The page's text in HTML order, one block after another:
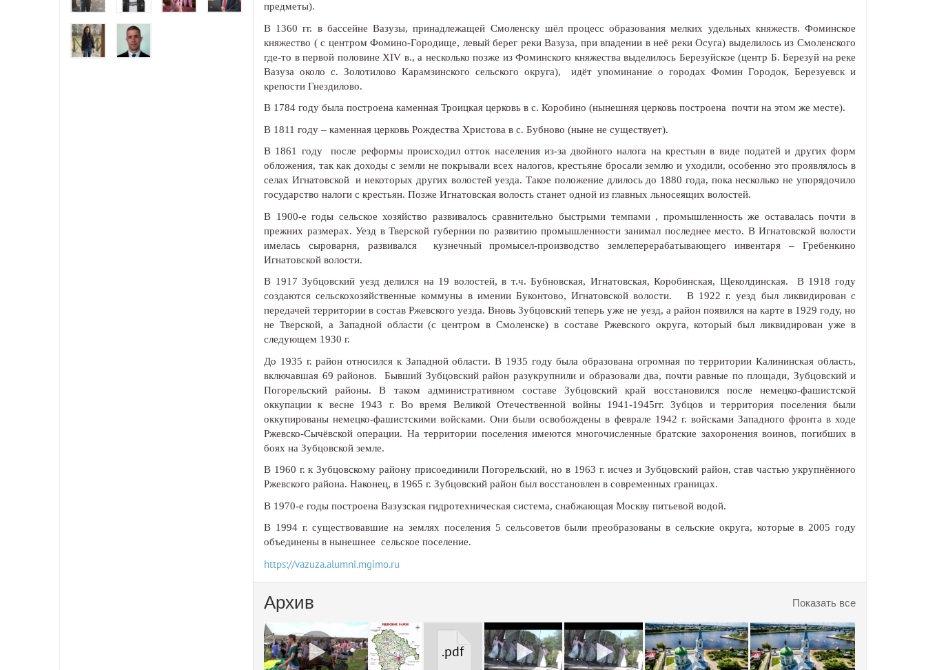
предметы).
В 1360 гг. в бассейне Вазузы, принадлежащей Смоленску шёл процесс образования мелких удельных княжеств. Фоминское
княжество ( с центром Фомино-Городище, левый берег реки Вазуза, при впадении в неё реки Осуга) выделилось из Смоленского
где-то в первой половине XIV в., а несколько позже из Фоминского княжества выделилось Березуйское (центр Б. Березуй на реке
Вазуза около с. Золотилово Карамзинского сельского округа), идёт упоминание о городах Фомин Городок, Березуевск и
крепости Гнездилово.
В 1784 году была построена каменная Троицкая церковь в с. Коробино (нынешняя церковь построена почти на этом же месте).
В 1811 году – каменная церковь Рождества Христова в с. Бубново (ныне не существует).
В 1861 году после реформы происходил отток населения из-за двойного налога на крестьян в виде податей и других форм
обложения, так как доходы с земли не покрывали всех налогов, крестьяне бросали землю и уходили, особенно это проявлялось в
селах Игнатовской и некоторых других волостей уезда. Такое положение длилось до 1880 года, пока несколько не упорядочило
государство налоги с крестьян. Позже Игнатовская волость станет одной из главных льносеящих волостей.
В 1900-е годы сельское хозяйство развивалось сравнительно быстрыми темпами , промышленность же оставалась почти в
прежних размерах. Уезд в Тверской губернии по развитию промышленности занимал последнее место. В Игнатовской волости
имелась сыроварня, развивался кузнечный промысел-производство землеперерабатывающего инвентаря – Гребенкино
Игнатовской волости.
В 1917 Зубцовский уезд делился на 19 волостей, в т.ч. Бубновская, Игнатовская, Коробинская, Щеколдинская. В 1918 году
создаются сельскохозяйственные коммуны в имении Буконтово, Игнатовской волости. В 1922 г. уезд был ликвидирован с
передачей территории в состав Ржевского уезда. Вновь Зубцовский теперь уже не уезд, а район появился на карте в 1929 году, но
не Тверской, а Западной области (с центром в Смоленске) в составе Ржевского округа, который был ликвидирован уже в
следующем 1930 г.
До 1935 г. район относился к Западной области. В 1935 году была образована огромная по территории Калининская область,
включавшая 69 районов. Бывший Зубцовский район разукрупнили и образовали два, почти равные по площади, Зубцовский и
Погорельский районы. В таком административном составе Зубцовский край восстановился после немецко-фашистской
оккупации к весне 1943 г. Во время Великой Отечественной войны 1941-1945гг. Зубцов и территория поселения были
оккупированы немецко-фашистскими войсками. Они были освобождены в феврале 1942 г. войсками Западного фронта в ходе
Ржевско-Сычёвской операции. На территории поселения имеются многочисленные братские захоронения воинов, погибших в
боях на Зубцовской земле.
В 1960 г. к Зубцовскому району присоединили Погорельский, но в 1963 г. исчез и Зубцовский район, став частью укрупнённого
Ржевского района. Наконец, в 1965 г. Зубцовский район был восстановлен в современных границах.
В 1970-е годы построена Вазузская гидротехническая система, снабжающая Москву питьевой водой.
В 1994 г. существовавшие на землях поселения 5 сельсоветов были преобразованы в сельские округа, которые в 2005 году
объединены в нынешнее сельское поселение.
https://vazuza.alumni.mgimo.ru
Показать все
Архив
.pdf